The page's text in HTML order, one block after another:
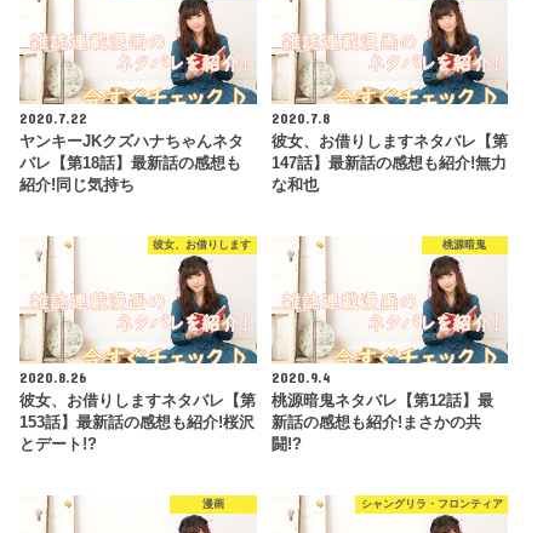
2020.7.22
ヤンキーJKクズハナちゃんネタ
バレ【第18話】最新話の感想も
紹介!同じ気持ち
2020.7.8
彼女、お借りしますネタバレ【第
147話】最新話の感想も紹介!無力
な和也
彼女、お借りします
2020.8.26
彼女、お借りしますネタバレ【第
153話】最新話の感想も紹介!桜沢
とデート!?
桃源暗鬼
2020.9.4
桃源暗鬼ネタバレ【第12話】最
新話の感想も紹介!まさかの共
闘!?
漫画 シャングリラ・フロンティア